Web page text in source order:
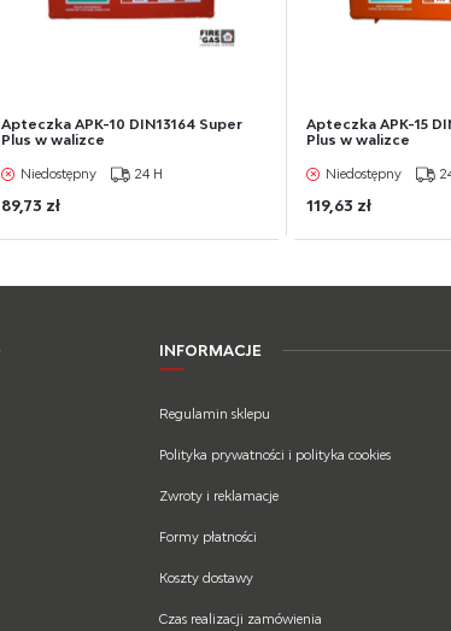
Apteczka APK-10 DIN13164 Super
Plus w walizce
Niedostępny 24 H
89,73 zł
Apteczka APK-15
Plus w walizce
Niedostępny
119,63 zł
INFORMACJE
Regulamin sklepu
Polityka prywatności i polityka cookies
Zwroty i reklamacje
Formy płatności
Koszty dostawy
Czas realizacji zamówienia